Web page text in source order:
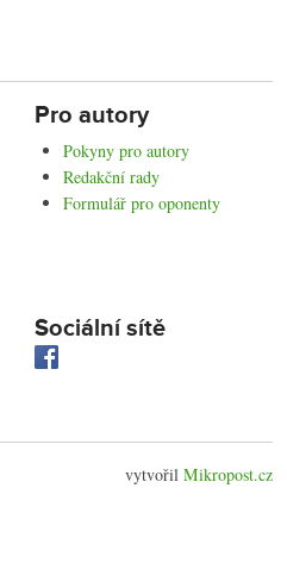
Pro autory
Pokyny pro autory
Redakční rady
Formulář pro oponenty
Sociální sítě
vytvořil Mikropost.cz